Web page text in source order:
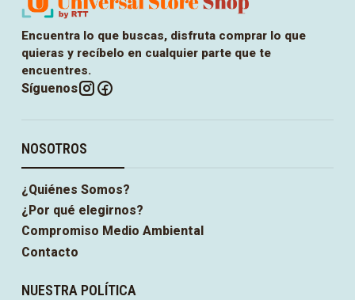
Encuentra lo que buscas, disfruta comprar lo que
quieras y recíbelo en cualquier parte que te
encuentres.
Síguenos
NOSOTROS
¿Quiénes Somos?
¿Por qué elegirnos?
Compromiso Medio Ambiental
Contacto
NUESTRA POLÍTICA